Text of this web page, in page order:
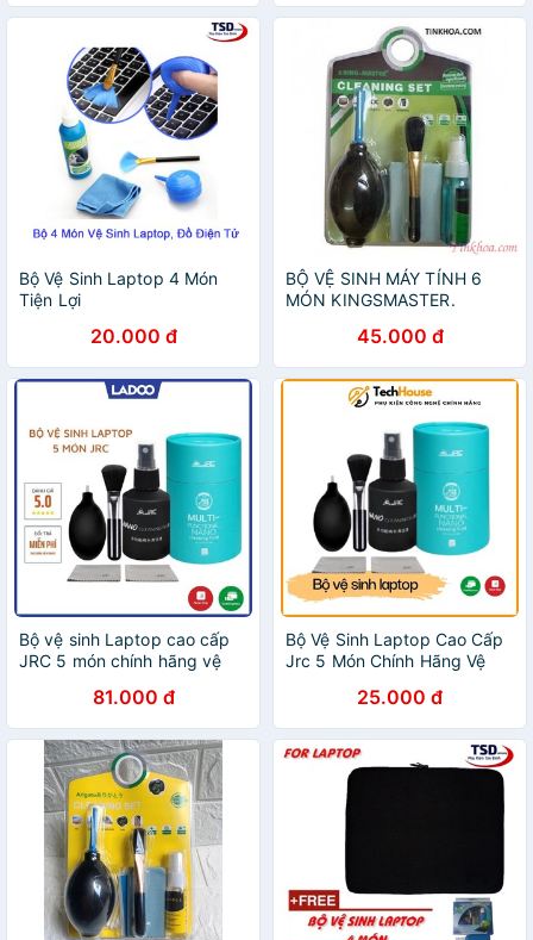
Bộ Vệ Sinh Laptop 4 Món
Tiện Lợi
20.000 đ
BỘ VỆ SINH MÁY TÍNH 6
MÓN KINGSMASTER.
45.000 đ
Bộ vệ sinh Laptop cao cấp
JRC 5 món chính hãng vệ
ảnh, Màn hình máy tính
81.000 đ
Bộ Vệ Sinh Laptop Cao Cấp
Jrc 5 Món Chính Hãng Vệ
Máy Ảnh, Màn Hình Máy
Tính
25.000 đ